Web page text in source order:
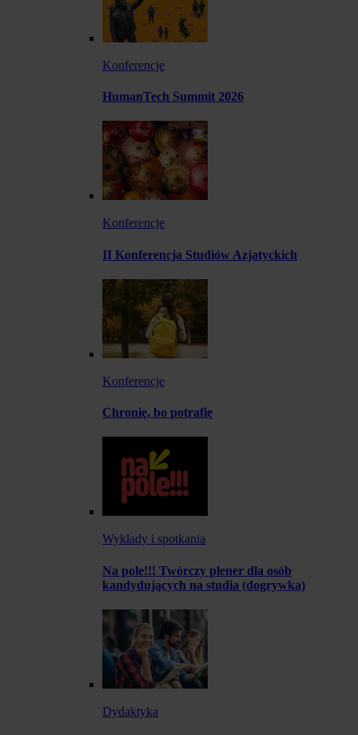
Konferencje
HumanTech Summit 2026
Konferencje
II Konferencja Studiów Azjatyckich
Konferencje
Chronię, bo potrafię
Wykłady i spotkania
Na pole!!! Twórczy plener dla osób
kandydujących na studia (dogrywka)
Dydaktyka